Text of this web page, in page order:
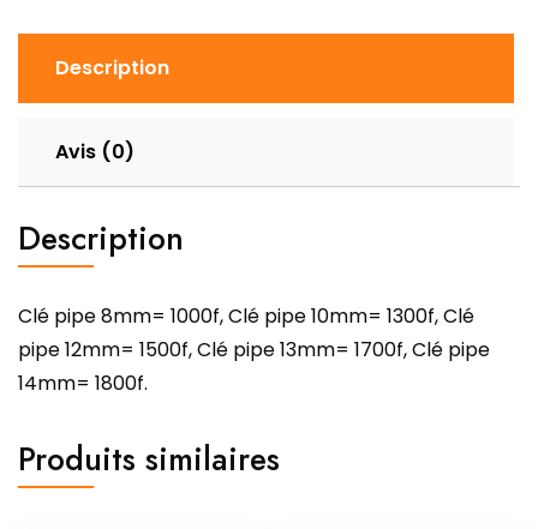
Description
Avis (0)
Description
Clé pipe 8mm= 1000f, Clé pipe 10mm= 1300f, Clé
pipe 12mm= 1500f, Clé pipe 13mm= 1700f, Clé pipe
14mm= 1800f.
Produits similaires